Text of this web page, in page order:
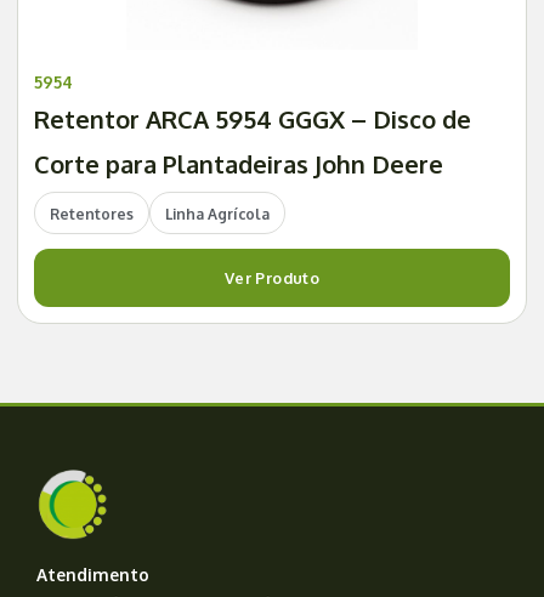
5954
Retentor ARCA 5954 GGGX – Disco de
Corte para Plantadeiras John Deere
Retentores Linha Agrícola
Ver Produto
Atendimento